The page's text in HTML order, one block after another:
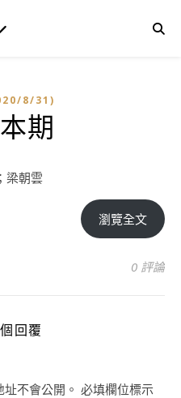
8/31)
期
梁朝雲
瀏覽全文
0 評論
回覆
不會公開。 必填欄位標示